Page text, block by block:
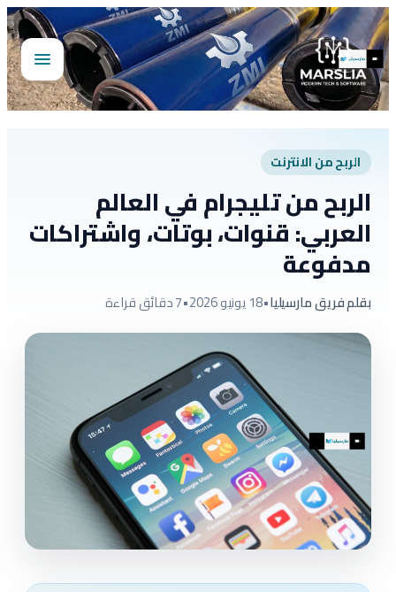
تخطى
إلى
المحتوى فتح
الربح من الانترنت
الربح من تليجرام في العالم
العربي: قنوات، بوتات، واشتراكات
مدفوعة
بقلم فريق مارسيليا•18 يونيو 2026 •7 دقائق قراءة